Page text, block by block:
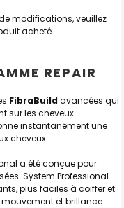
modifications, veuillez
acheté.
REPAIR
FibraBuild avancées qui
sur les cheveux.
instantanément une
cheveux.
a été conçue pour
System Professional
plus faciles à coiffer et
et brillance.